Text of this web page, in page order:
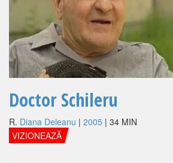
Doctor Schileru
R. Diana Deleanu | 2005 | 34 MIN
VIZIONEAZĂ